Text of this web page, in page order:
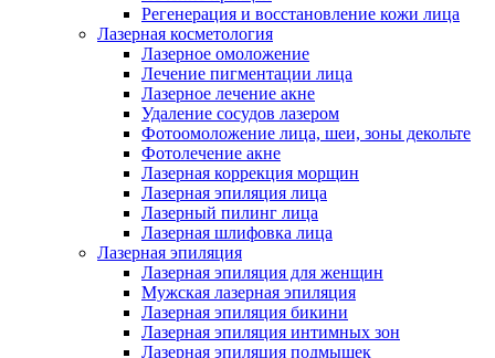
Регенерация и восстановление кожи лица
Лазерная косметология
Лазерное омоложение
Лечение пигментации лица
Лазерное лечение акне
Удаление сосудов лазером
Фотоомоложение лица, шеи, зоны декольте
Фотолечение акне
Лазерная коррекция морщин
Лазерная эпиляция лица
Лазерный пилинг лица
Лазерная шлифовка лица
Лазерная эпиляция
Лазерная эпиляция для женщин
Мужская лазерная эпиляция
Лазерная эпиляция бикини
Лазерная эпиляция интимных зон
Лазерная эпиляция подмышек